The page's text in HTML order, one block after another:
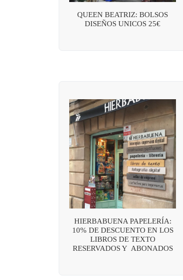
QUEEN BEATRIZ: BOLSOS
DISEÑOS UNICOS 25€
HIERBABUENA PAPELERÍA:
10% DE DESCUENTO EN LOS
LIBROS DE TEXTO
RESERVADOS Y ABONADOS